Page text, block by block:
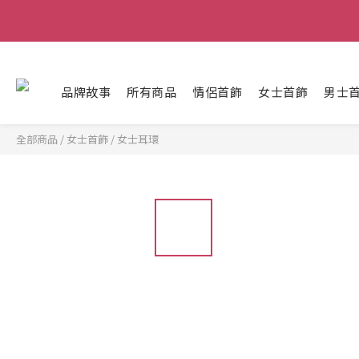
品牌故事 所有商品 情侶首飾 女士首飾 男士
全部商品 / 女士首飾 / 女士耳環